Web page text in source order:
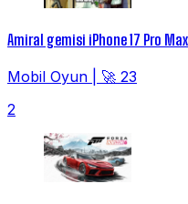
Amiral gemisi iPhone 17 Pro
Mobil Oyun
🚀 23
2